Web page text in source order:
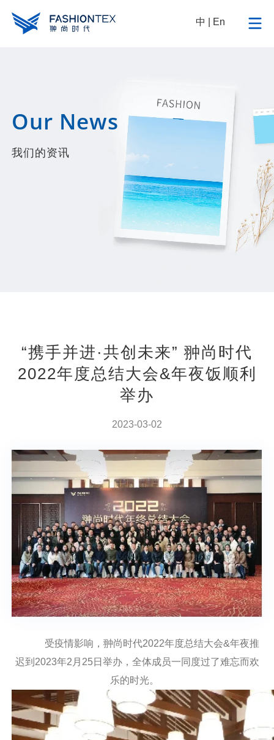
中 En
Our News
我们的资讯
“携手并进·共创未来” 翀尚时代
2022年度总结大会&年夜饭顺利
举办
2023-03-02
受疫情影响，翀尚时代2022年度总结大会&年夜推
迟到2023年2月25日举办，全体成员一同度过了难忘而欢
乐的时光。